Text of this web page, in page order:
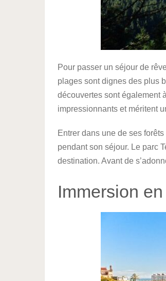
Pour passer un séjour de
plages sont dignes des plus
découvertes sont également
impressionnants et méritent
Entrer dans une de ses
pendant son séjour. Le parc
destination. Avant de
Immersion